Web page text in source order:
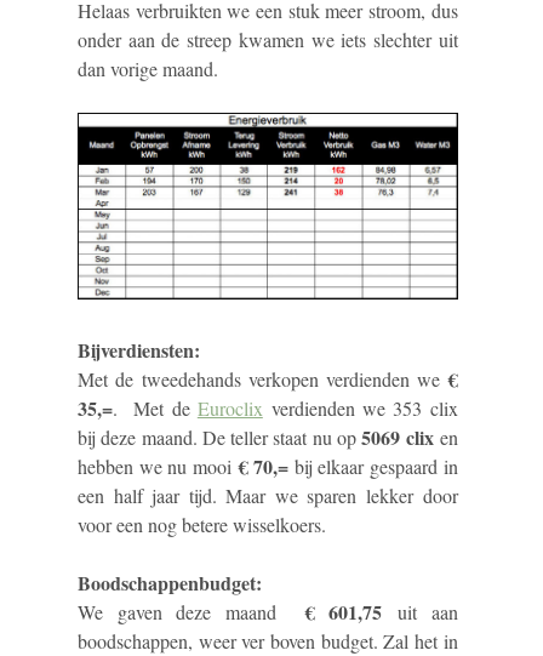
Helaas verbruikten we een stuk meer stroom, dus
onder aan de streep kwamen we iets slechter uit
dan vorige maand.
Bijverdiensten:
Met de tweedehands verkopen verdienden we€
35,=. Met de Euroclix verdienden we 353 clix
bij deze maand. De teller staat nu op5069 clix en
hebben we nu mooi€ 70,= bij elkaar gespaard in
een half jaar tijd. Maar we sparen lekker door
voor een nog betere wisselkoers.
Boodschappenbudget:
We gaven deze maand€ 601,75 uit aan
boodschappen, weer ver boven budget. Zal het in